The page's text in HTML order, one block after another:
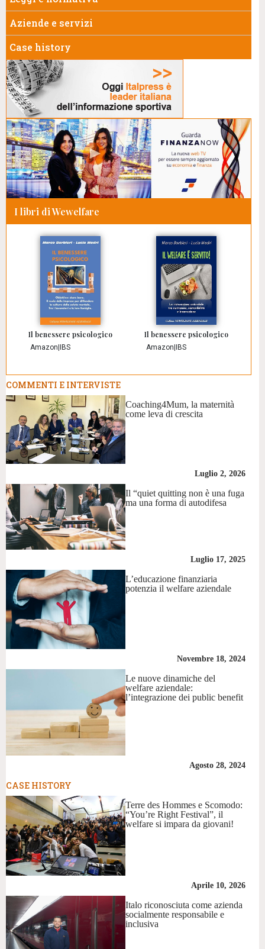
Aziende e servizi
Case history
I libri di Wewelfare
Il benessere psicologico
Amazon IBS
Il benessere psicologico
Amazon IBS
COMMENTI E INTERVISTE
Coaching4Mum, la maternità
come leva di crescita
Luglio 2, 2026
Il “quiet quitting non è una fuga
ma una forma di autodifesa
Luglio 17, 2025
L’educazione finanziaria
potenzia il welfare aziendale
Novembre 18, 2024
Le nuove dinamiche del
welfare aziendale:
l’integrazione dei public benefit
Agosto 28, 2024
CASE HISTORY
Terre des Hommes e Scomodo:
“You’re Right Festival”, il
welfare si impara da giovani!
Aprile 10, 2026
Italo riconosciuta come azienda
socialmente responsabile e
inclusiva